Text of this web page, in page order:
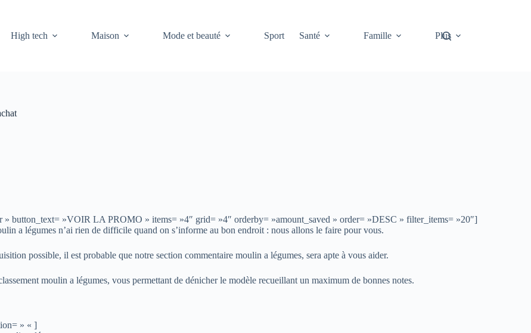
High tech Maison Mode et beauté Sport Santé Famille Plus
button_text= »VOIR LA PROMO » items= »4″ grid= »4″ orderby= »amount_saved » order= »DESC » filter_items= »20″]
a légumes n’ai rien de difficile quand on s’informe au bon endroit : nous allons le faire pour vous.
possible, il est probable que notre section commentaire moulin a légumes, sera apte à vous aider.
moulin a légumes, vous permettant de dénicher le modèle recueillant un maximum de bonnes notes.
» « ]